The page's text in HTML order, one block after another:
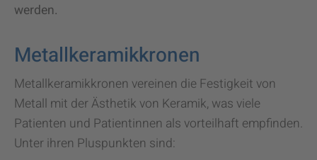
werden.
Metallkeramikkronen
Metallkeramikkronen vereinen die Festigkeit von
Metall mit der Ästhetik von Keramik, was viele
Patienten und Patientinnen als vorteilhaft empfinden.
Unter ihren Pluspunkten sind: